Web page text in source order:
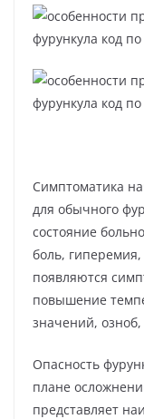
Симптоматика
для обычного
состояние
боль,
появляются
повышение
значений, озноб,
Опасность
плане
представляет